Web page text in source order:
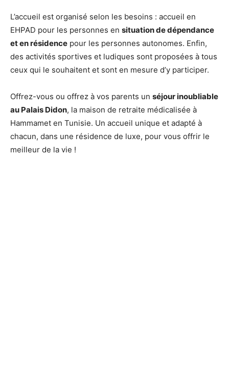
L’accueil est organisé selon les besoins : accueil en
EHPAD pour les personnes en situation de dépendance
et en résidence pour les personnes autonomes. Enfin,
des activités sportives et ludiques sont proposées à tous
ceux qui le souhaitent et sont en mesure d’y participer.
Offrez-vous ou offrez à vos parents un séjour inoubliable
au Palais Didon, la maison de retraite médicalisée à
Hammamet en Tunisie. Un accueil unique et adapté à
chacun, dans une résidence de luxe, pour vous offrir le
meilleur de la vie !